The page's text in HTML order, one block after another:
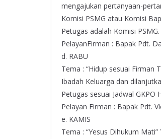
mengajukan pertanyaan-
Komisi PSMG atau Komisi
Petugas adalah Komisi PSMG.
PelayanFirman : Bapak Pdt.
d. RABU
Tema : “Hidup sesuai Firman
Ibadah Keluarga dan
Petugas sesuai Jadwal GKPO
Pelayan Firman : Bapak Pdt.
e. KAMIS
Tema : “Yesus Dihukum